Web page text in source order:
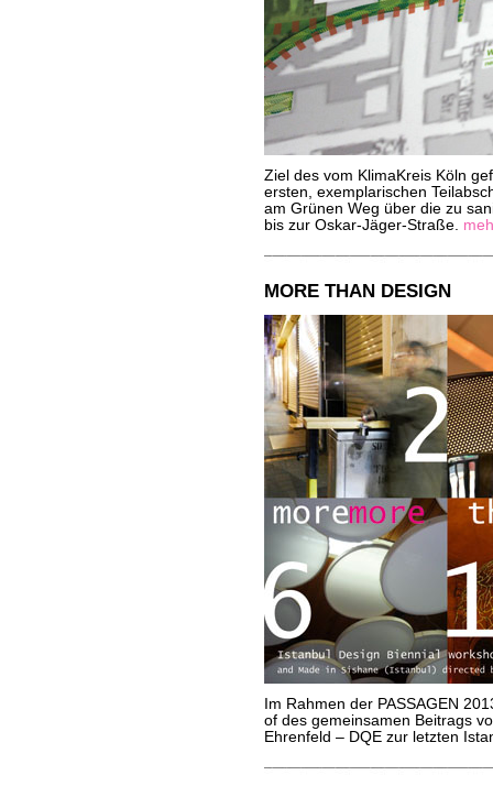
Ziel des vom KlimaKreis Köln
ersten, exemplarischen
am Grünen Weg über die zu
bis zur Oskar-Jäger-Straße.
MORE THAN DESIGN
Im Rahmen der PASSAGEN
of des gemeinsamen Beitrags
Ehrenfeld – DQE zur letzten